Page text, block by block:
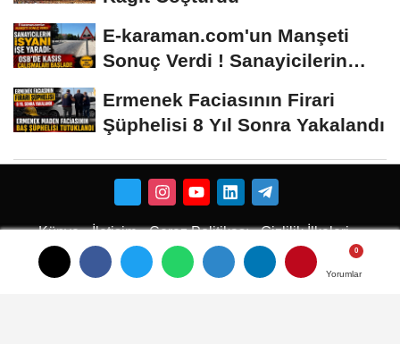
Yorumlar
Yorumlar
Yorumlar
E-karaman.com'un Manşeti
Sonuç Verdi ! Sanayicilerin
Ermenek Faciasının Firari
Şüphelisi 8 Yıl Sonra Yakalandı
Künye İletişim Çerez Politikası Gizlilik İlkeleri
Karaman Çiçekci
Karaman